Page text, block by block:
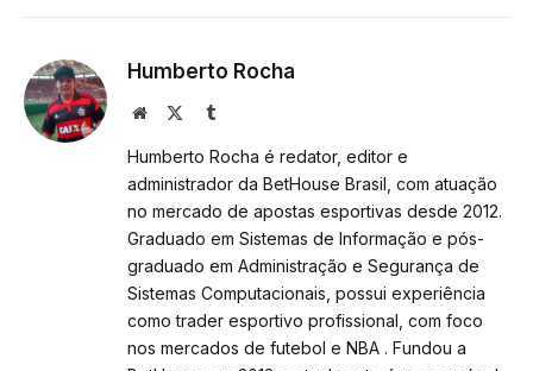
Humberto Rocha
Website Tumblr
Humberto Rocha é redator, editor e
administrador da BetHouse Brasil, com atuação
no mercado de apostas esportivas desde 2012.
Graduado em Sistemas de Informação e pós-
graduado em Administração e Segurança de
Sistemas Computacionais, possui experiência
como trader esportivo profissional, com foco
nos mercados de futebol e NBA . Fundou a